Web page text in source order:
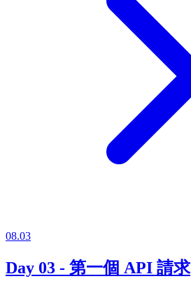
08.03
Day 03 - 第一個 API 請求